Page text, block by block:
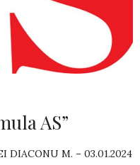
AS”
DIACONU M. – 03.01.2024